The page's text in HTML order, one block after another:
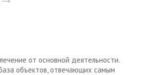
от основной деятельности.
объектов, отвечающих самым